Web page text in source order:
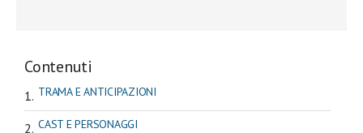
Contenuti
TRAMA E ANTICIPAZIONI
CAST E PERSONAGGI